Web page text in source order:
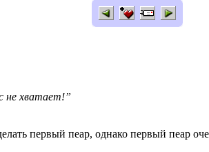
не хватает!”
первый пеар, однако первый